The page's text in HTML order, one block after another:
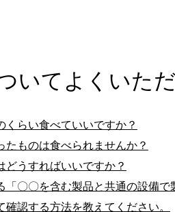
いてよくいた
くらい食べていいですか？
たものは食べられませんか？
どうすればいいですか？
「〇〇を含む製品と共通の設備
認する方法を教えてください。